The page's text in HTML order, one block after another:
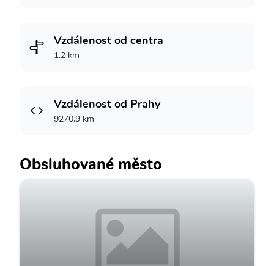
Vzdálenost od centra
1.2 km
Vzdálenost od Prahy
9270.9 km
Obsluhované město